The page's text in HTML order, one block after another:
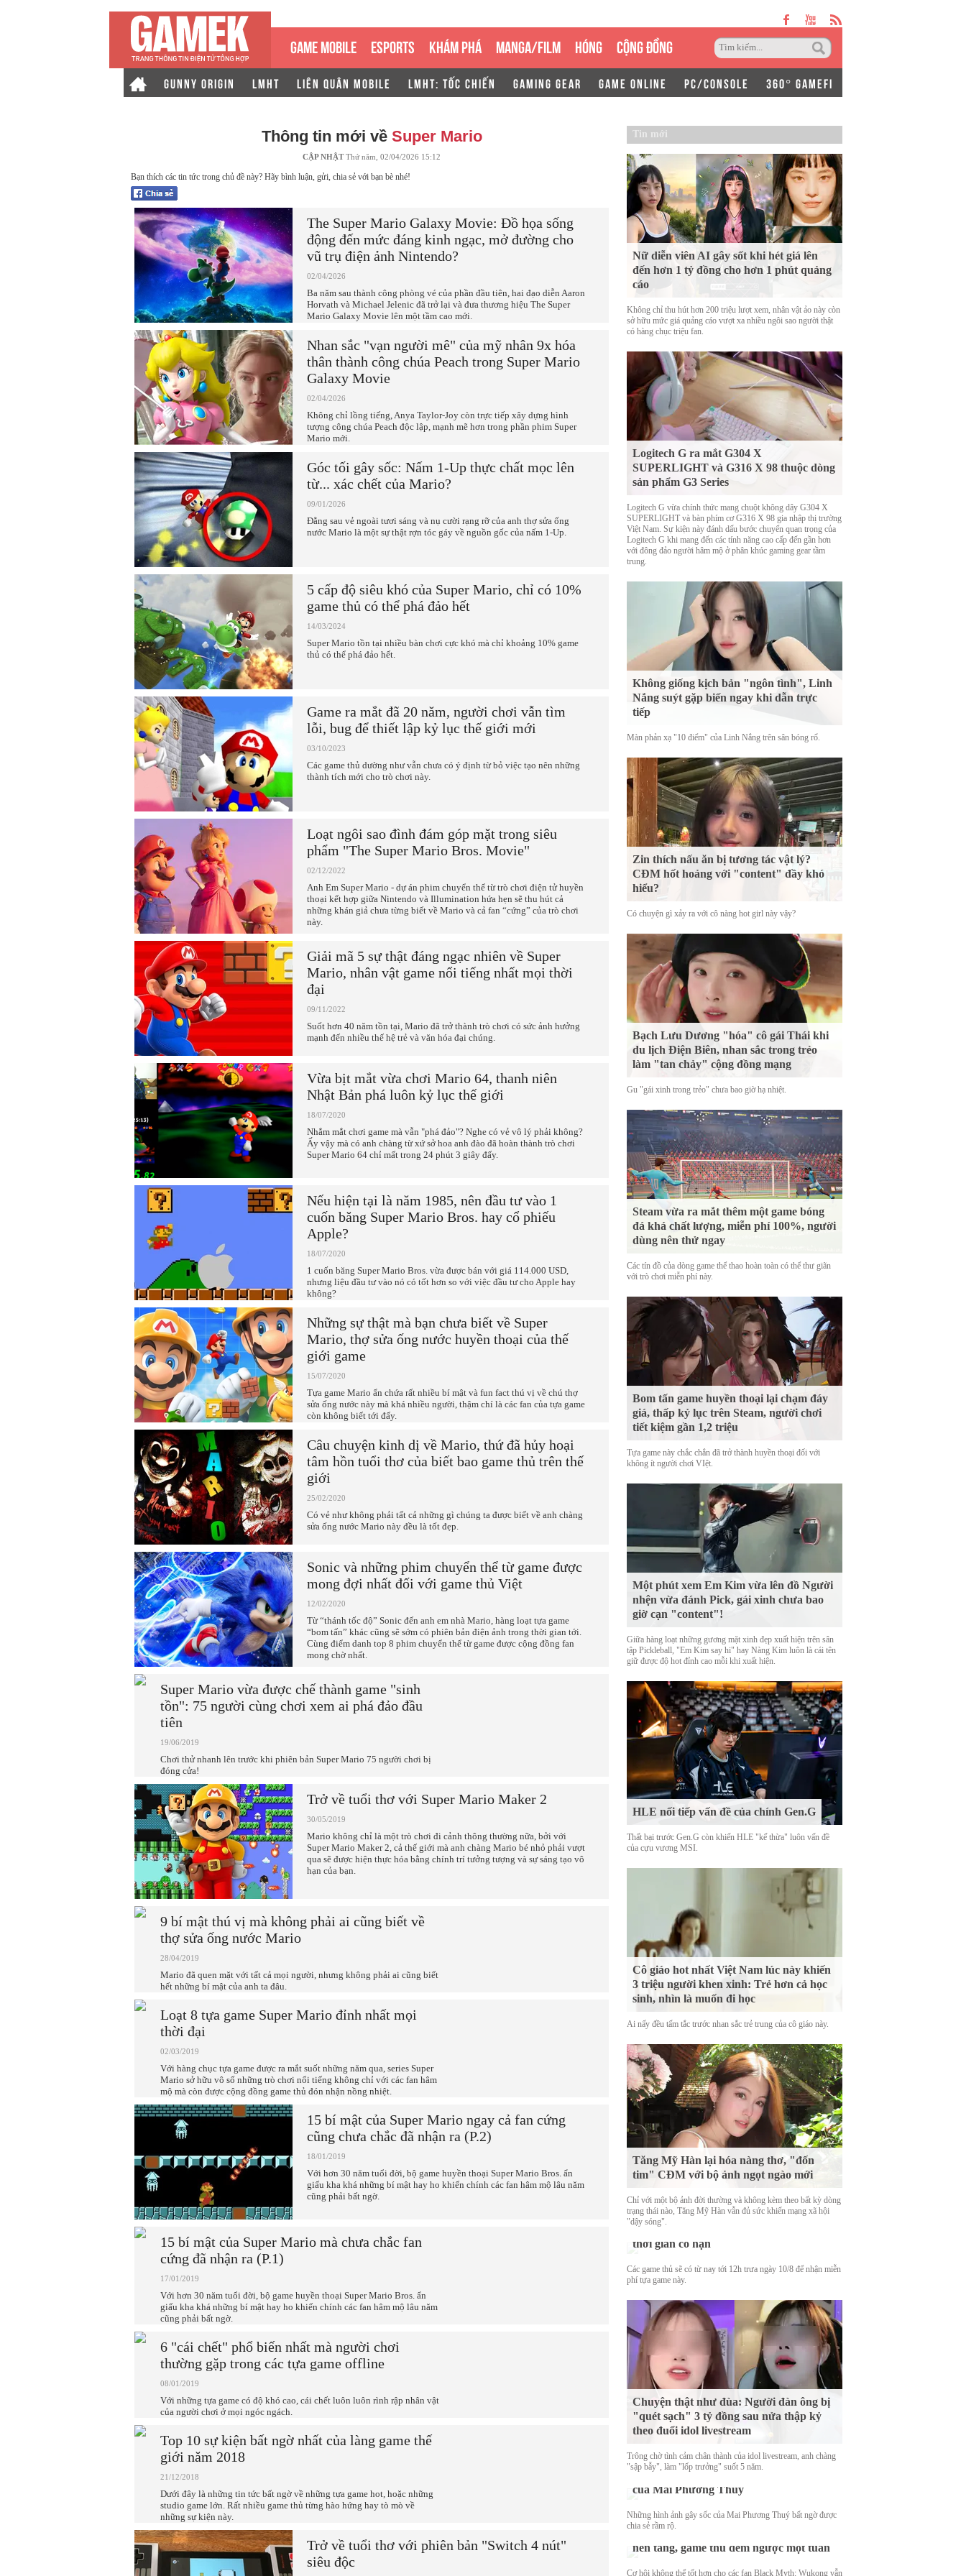
GAME MOBILE ESPORTS KHÁM PHÁ MANGA/FILM HÓNG CỘNG ĐỒNG
GUNNY ORIGIN LMHT LIÊN QUÂN MOBILE LMHT: TỐC CHIẾN GAMING GEAR GAME ONLINE PC/CONSOLE 360° GAMEFI
Thông tin mới về Super Mario
CẬP NHẬTThứ năm, 02/04/2026 15:12
Bạn thích các tin tức trong chủ đề này? Hãy bình luận, gửi, chia sẻ với bạn bè nhé!
The Super Mario Galaxy Movie: Đồ họa sống
động đến mức đáng kinh ngạc, mở đường cho
vũ trụ điện ảnh Nintendo?
02/04/2026
Ba năm sau thành công phòng vé của phần đầu tiên, hai đạo diễn Aaron
Horvath và Michael Jelenic đã trở lại và đưa thương hiệu The Super
Mario Galaxy Movie lên một tầm cao mới.
Nhan sắc "vạn người mê" của mỹ nhân 9x hóa
thân thành công chúa Peach trong Super Mario
Galaxy Movie
02/04/2026
Không chỉ lồng tiếng, Anya Taylor-Joy còn trực tiếp xây dựng hình
tượng công chúa Peach độc lập, mạnh mẽ hơn trong phần phim Super
Mario mới.
Góc tối gây sốc: Nấm 1-Up thực chất mọc lên
từ... xác chết của Mario?
09/01/2026
Đằng sau vẻ ngoài tươi sáng và nụ cười rạng rỡ của anh thợ sửa ống
nước Mario là một sự thật rợn tóc gáy về nguồn gốc của nấm 1-Up.
5 cấp độ siêu khó của Super Mario, chỉ có 10%
game thủ có thể phá đảo hết
14/03/2024
Super Mario tồn tại nhiều bàn chơi cực khó mà chỉ khoảng 10% game
thủ có thể phá đảo hết.
Game ra mắt đã 20 năm, người chơi vẫn tìm
lỗi, bug để thiết lập kỷ lục thế giới mới
03/10/2023
Các game thủ dường như vẫn chưa có ý định từ bỏ việc tạo nên những
thành tích mới cho trò chơi này.
Loạt ngôi sao đình đám góp mặt trong siêu
phẩm "The Super Mario Bros. Movie"
02/12/2022
Anh Em Super Mario - dự án phim chuyển thể từ trò chơi điện tử huyền
thoại kết hợp giữa Nintendo và Illumination hứa hẹn sẽ thu hút cả
những khán giả chưa từng biết về Mario và cả fan “cứng” của trò chơi
này.
Giải mã 5 sự thật đáng ngạc nhiên về Super
Mario, nhân vật game nổi tiếng nhất mọi thời
đại
09/11/2022
Suốt hơn 40 năm tồn tại, Mario đã trở thành trò chơi có sức ảnh hưởng
mạnh đến nhiều thế hệ trẻ và văn hóa đại chúng.
Vừa bịt mắt vừa chơi Mario 64, thanh niên
Nhật Bản phá luôn kỷ lục thế giới
18/07/2020
Nhắm mắt chơi game mà vẫn "phá đảo"? Nghe có vẻ vô lý phải không?
Ấy vậy mà có anh chàng từ xứ sở hoa anh đào đã hoàn thành trò chơi
Super Mario 64 chỉ mất trong 24 phút 3 giây đấy.
Nếu hiện tại là năm 1985, nên đầu tư vào 1
cuốn băng Super Mario Bros. hay cổ phiếu
Apple?
18/07/2020
1 cuốn băng Super Mario Bros. vừa được bán với giá 114.000 USD,
nhưng liệu đầu tư vào nó có tốt hơn so với việc đầu tư cho Apple hay
không?
Những sự thật mà bạn chưa biết về Super
Mario, thợ sửa ống nước huyền thoại của thế
giới game
15/07/2020
Tựa game Mario ẩn chứa rất nhiều bí mật và fun fact thú vị về chú thợ
sửa ống nước này mà khá nhiều người, thậm chí là các fan của tựa game
còn không biết tới đấy.
Câu chuyện kinh dị về Mario, thứ đã hủy hoại
tâm hồn tuổi thơ của biết bao game thủ trên thế
giới
25/02/2020
Có vẻ như không phải tất cả những gì chúng ta được biết về anh chàng
sửa ống nước Mario này đều là tốt đẹp.
Sonic và những phim chuyển thể từ game được
mong đợi nhất đối với game thủ Việt
12/02/2020
Từ “thánh tốc độ” Sonic đến anh em nhà Mario, hàng loạt tựa game
“bom tấn” khác cũng sẽ sớm có phiên bản điện ảnh trong thời gian tới.
Cùng điểm danh top 8 phim chuyển thể từ game được cộng đồng fan
mong chờ nhất.
Super Mario vừa được chế thành game "sinh
tồn": 75 người cùng chơi xem ai phá đảo đầu
tiên
19/06/2019
Chơi thử nhanh lên trước khi phiên bản Super Mario 75 người chơi bị
đóng cửa!
Trở về tuổi thơ với Super Mario Maker 2
30/05/2019
Mario không chỉ là một trò chơi đi cảnh thông thường nữa, bởi với
Super Mario Maker 2, cả thế giới mà anh chàng Mario bé nhỏ phải vượt
qua sẽ được hiện thực hóa bằng chính trí tưởng tượng và sự sáng tạo vô
hạn của bạn.
9 bí mật thú vị mà không phải ai cũng biết về
thợ sửa ống nước Mario
28/04/2019
Mario đã quen mặt với tất cả mọi người, nhưng không phải ai cũng biết
hết những bí mật của anh ta đâu.
Loạt 8 tựa game Super Mario đỉnh nhất mọi
thời đại
02/03/2019
Với hàng chục tựa game được ra mắt suốt những năm qua, series Super
Mario sở hữu vô số những trò chơi nổi tiếng không chỉ với các fan hâm
mộ mà còn được cộng đồng game thủ đón nhận nồng nhiệt.
15 bí mật của Super Mario ngay cả fan cứng
cũng chưa chắc đã nhận ra (P.2)
18/01/2019
Với hơn 30 năm tuổi đời, bộ game huyền thoại Super Mario Bros. ẩn
giấu kha khá những bí mật hay ho khiến chính các fan hâm mộ lâu năm
cũng phải bất ngờ.
15 bí mật của Super Mario mà chưa chắc fan
cứng đã nhận ra (P.1)
17/01/2019
Với hơn 30 năm tuổi đời, bộ game huyền thoại Super Mario Bros. ẩn
giấu kha khá những bí mật hay ho khiến chính các fan hâm mộ lâu năm
cũng phải bất ngờ.
6 "cái chết" phổ biến nhất mà người chơi
thường gặp trong các tựa game offline
08/01/2019
Với những tựa game có độ khó cao, cái chết luôn luôn rình rập nhân vật
của người chơi ở mọi ngóc ngách.
Top 10 sự kiện bất ngờ nhất của làng game thế
giới năm 2018
21/12/2018
Dưới đây là những tin tức bất ngờ về những tựa game hot, hoặc những
studio game lớn. Rất nhiều game thủ từng hào hứng hay tò mò về
những sự kiện này.
Trở về tuổi thơ với phiên bản "Switch 4 nút"
siêu độc
Tin mới
Nữ diễn viên AI gây sốt khi hét giá lên
đến hơn 1 tỷ đồng cho hơn 1 phút quảng
cáo
Không chỉ thu hút hơn 200 triệu lượt xem, nhân vật ảo này còn
sở hữu mức giá quảng cáo vượt xa nhiều ngôi sao người thật
có hàng chục triệu fan.
Logitech G ra mắt G304 X
SUPERLIGHT và G316 X 98 thuộc dòng
sản phẩm G3 Series
Logitech G vừa chính thức mang chuột không dây G304 X
SUPERLIGHT và bàn phím cơ G316 X 98 gia nhập thị trường
Việt Nam. Sự kiện này đánh dấu bước chuyển quan trọng của
Logitech G khi mang đến các tính năng cao cấp đến gần hơn
với đông đảo người hâm mộ ở phân khúc gaming gear tầm
trung.
Không giống kịch bản "ngôn tình", Linh
Nắng suýt gặp biến ngay khi dẫn trực
tiếp
Màn phản xạ "10 điểm" của Linh Nắng trên sân bóng rổ.
Zin thích nấu ăn bị tương tác vật lý?
CĐM hốt hoảng với "content" đầy khó
hiểu?
Có chuyện gì xảy ra với cô nàng hot girl này vậy?
Bạch Lưu Dương "hóa" cô gái Thái khi
du lịch Điện Biên, nhan sắc trong trẻo
làm "tan chảy" cộng đồng mạng
Gu "gái xinh trong trẻo" chưa bao giờ hạ nhiệt.
Steam vừa ra mắt thêm một game bóng
đá khá chất lượng, miễn phí 100%, người
dùng nên thử ngay
Các tín đồ của dòng game thể thao hoàn toàn có thể thư giãn
với trò chơi miễn phí này.
Bom tấn game huyền thoại lại chạm đáy
giá, thấp kỷ lục trên Steam, người chơi
tiết kiệm gần 1,2 triệu
Tựa game này chắc chắn đã trở thành huyền thoại đối với
không ít người chơi VIệt.
Một phút xem Em Kim vừa lên đồ Người
nhện vừa đánh Pick, gái xinh chưa bao
giờ cạn "content"!
Giữa hàng loạt những gương mặt xinh đẹp xuất hiện trên sân
tập Pickleball, "Em Kim say hi" hay Nàng Kim luôn là cái tên
giữ được độ hot đỉnh cao mỗi khi xuất hiện.
HLE nối tiếp vấn đề của chính Gen.G
Thất bại trước Gen.G còn khiến HLE "kế thừa" luôn vấn đề
của cựu vương MSI.
Cô giáo hot nhất Việt Nam lúc này khiến
3 triệu người khen xinh: Trẻ hơn cả học
sinh, nhìn là muốn đi học
Ai nấy đều tấm tắc trước nhan sắc trẻ trung của cô giáo này.
Tăng Mỹ Hàn lại hóa nàng thơ, "đốn
tim" CĐM với bộ ảnh ngọt ngào mới
Chỉ với một bộ ảnh đời thường và không kèm theo bất kỳ dòng
trạng thái nào, Tăng Mỹ Hàn vẫn đủ sức khiến mạng xã hội
"dậy sóng".
Steam tặng miễn phí một tựa game đầy
chất lượng, giá gốc gần 200.000 đồng,
thời gian có hạn
Các game thủ sẽ có từ nay tới 12h trưa ngày 10/8 để nhận miễn
phí tựa game này.
Chuyện thật như đùa: Người đàn ông bị
"quét sạch" 3 tỷ đồng sau nửa thập kỷ
theo đuổi idol livestream
Trông chờ tình cảm chân thành của idol livestream, anh chàng
"sập bẫy", làm "lốp trưởng" suốt 5 năm.
Loạt ảnh phá hỏng hình tượng kiêu sa
của Mai Phương Thúy
Những hình ảnh gây sốc của Mai Phương Thuý bất ngờ được
chia sẻ rầm rộ.
Black Myth: Wukong chính thức lập mức
giá thấp nhất lịch sử, giảm 30% trên mọi
nền tảng, game thủ đếm ngược một tuần
Cơ hội không thể tốt hơn cho các fan Black Myth: Wukong vẫn